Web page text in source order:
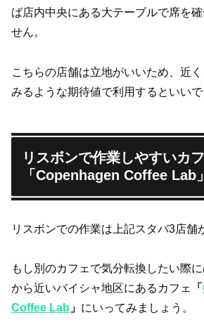
ば店内中央にある大テーブルで席を
せん。
こちらの店舗は立地がいいため、近
みるような期待値で利用するといいで
リスボンで作業しやすいカ
「Copenhagen Coffee Lab」
リスボンでの作業は上記スタバ3店舗
もし別のカフェで気分転換したい際
から近いバイシャ地区にあるカフェ
「
Coffee Lab 」 にいってみましょう。